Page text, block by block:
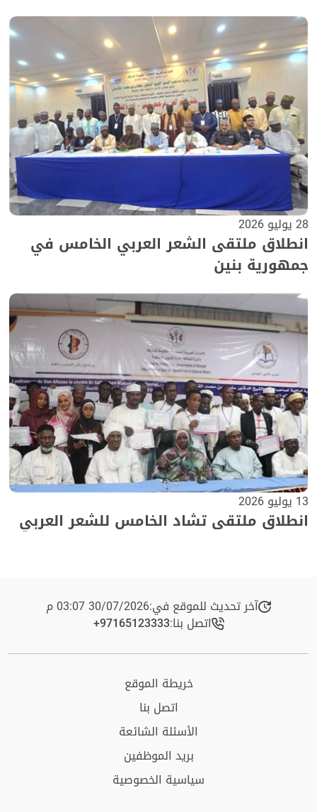
28 يوليو 2026
انطلاق ملتقى الشعر العربي الخامس في
جمهورية بنين
13 يوليو 2026
انطلاق ملتقى تشاد الخامس للشعر العربي
آخر تحديث للموقع في:30/07/2026 03:07 م
اتصل بنا:+97165123333​
خريطة الموقع
اتصل بنا
الأسئلة الشائعة
بريد الموظفين
سياسية الخصوصية